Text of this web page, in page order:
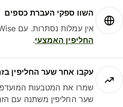
השוו ספקי העברת כספים
אין עמלות נסתרות. עם Wise תמיד תקבלו את
החליפין האמצעי.
עקבו אחר שער החליפין
שמרו את המטבעות המועדפים
שער החליפין משתנה עם הזמן.